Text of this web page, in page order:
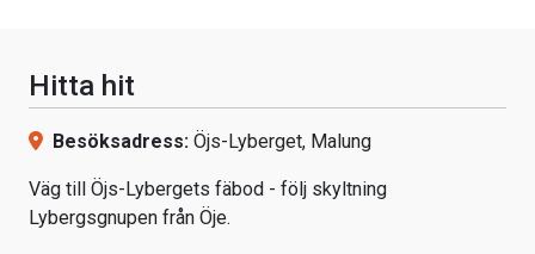
Hitta hit
Besöksadress: Öjs-Lyberget, Malung
Väg till Öjs-Lybergets fäbod - följ skyltning
Lybergsgnupen från Öje.